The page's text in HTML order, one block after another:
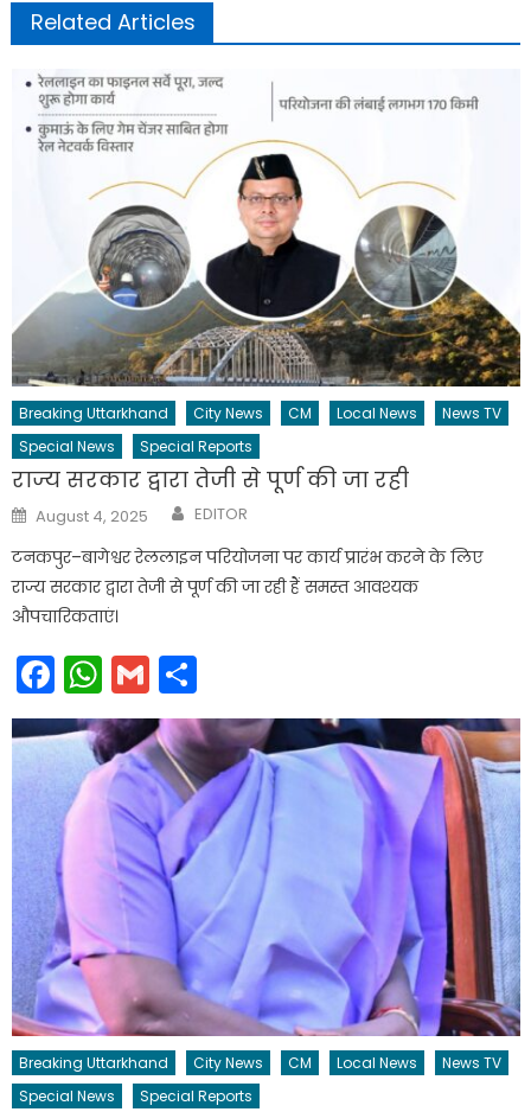
Related Articles
Breaking Uttarkhand City News CM Local News
News TV
Special News
Special Reports
राज्य सरकार द्वारा तेजी से पूर्ण की जा रही
Posted
on
August 4, 2025 Author
EDITOR
टनकपुर–बागेश्वर रेललाइन परियोजना पर कार्य प्रारंभ करने के लिए
राज्य सरकार द्वारा तेजी से पूर्ण की जा रही हैं समस्त आवश्यक
औपचारिकताएं।
Facebook
WhatsApp
Gmail
Breaking Uttarkhand City News CM Local News
News TV
Special News
Special Reports